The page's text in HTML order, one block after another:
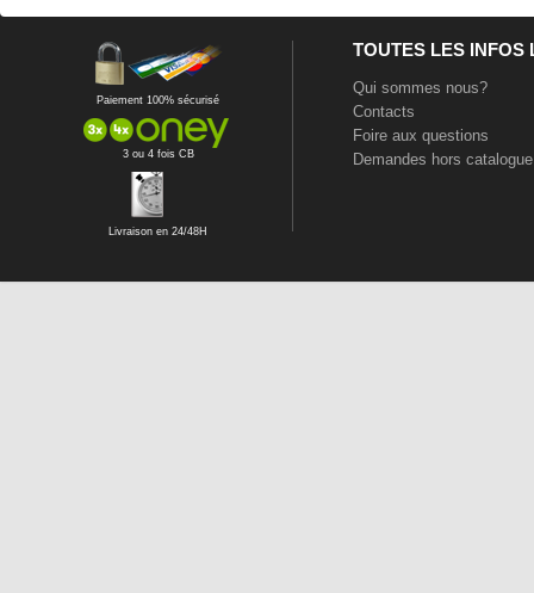
Paiement 100% sécurisé
3 ou 4 fois CB
Livraison en 24/48H
TOUTES LES INFOS
Qui sommes nous?
Contacts
Foire aux questions
Demandes hors catalogue